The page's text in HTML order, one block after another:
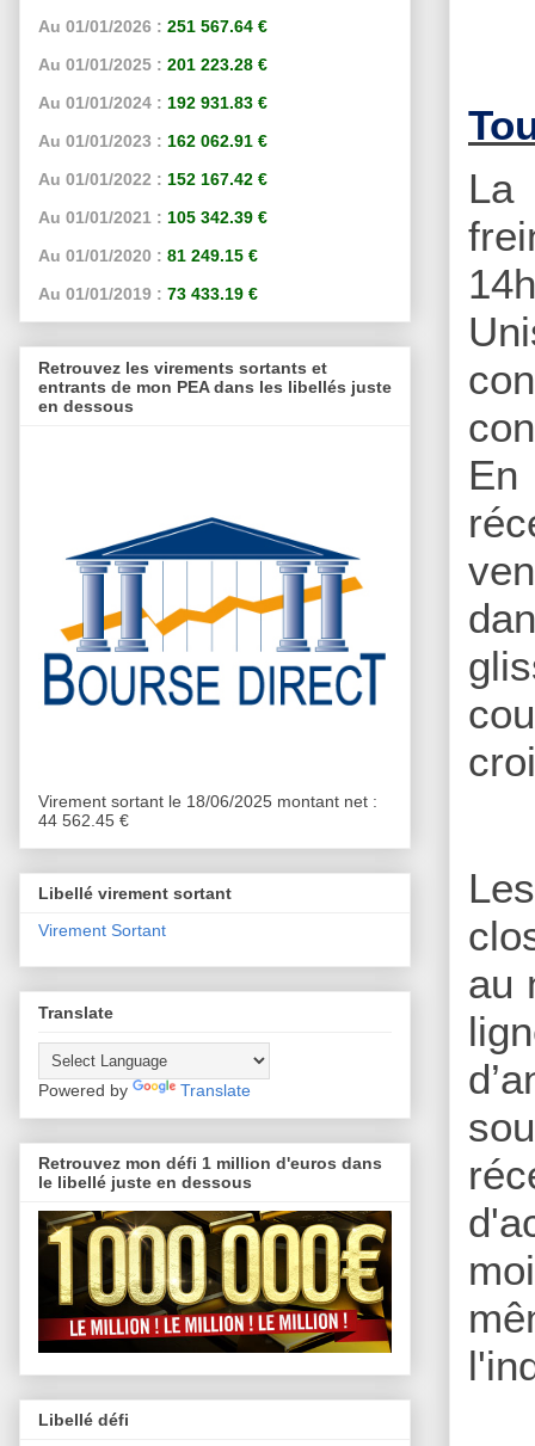
La
au
Au 01/01/2026 : 251 567.64 €
Au 01/01/2025 : 201 223.28 €
Au 01/01/2024 : 192 931.83 €
Au 01/01/2023 : 162 062.91 €
Au 01/01/2022 : 152 167.42 €
Au 01/01/2021 : 105 342.39 €
Au 01/01/2020 : 81 249.15 €
Au 01/01/2019 : 73 433.19 €
Retrouvez les virements sortants et
entrants de mon PEA dans les libellés juste
en dessous
Virement sortant le 18/06/2025 montant net :
44 562.45 €
Libellé virement sortant
Virement Sortant
Translate
Powered by Translate
Retrouvez mon défi 1 million d'euros dans
le libellé juste en dessous
Libellé défi